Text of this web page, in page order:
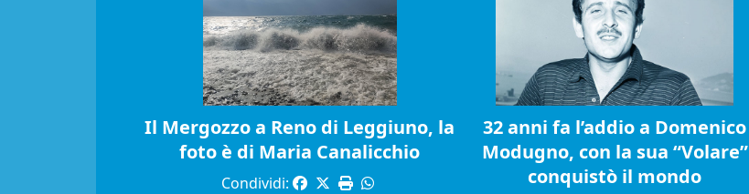
Il Mergozzo a Reno di Leggiuno, la
foto è di Maria Canalicchio
Condividi:
32 anni fa l’addio a Domenico
Modugno, con la sua “Volare”
conquistò il mondo